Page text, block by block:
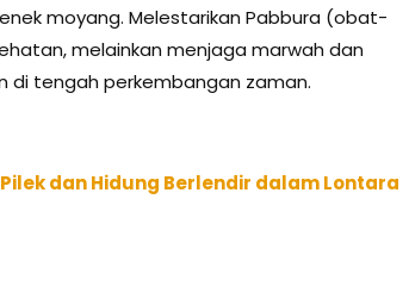
moyang. Melestarikan Pabbura (obat-
melainkan menjaga marwah dan
di tengah perkembangan zaman.
dan Hidung Berlendir dalam Lontara